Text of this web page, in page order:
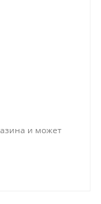
и может